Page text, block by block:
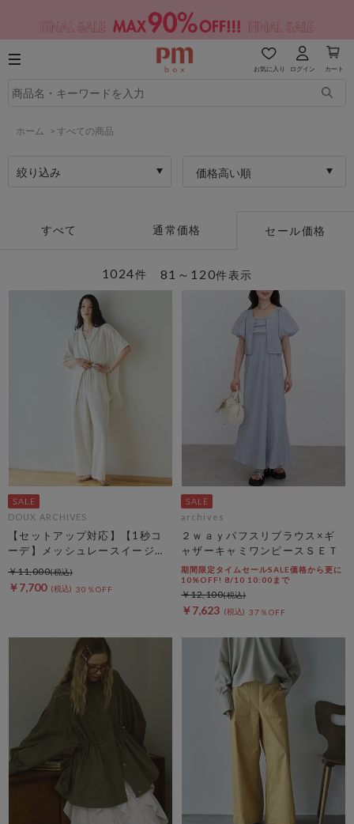
お気に入り ログイン カート
ホーム > すべての商品
絞り込み 価格高い順
すべて 通常価格 セール価格
81～120件表示
1024件
DOUX ARCHIVES
【セットアップ対応】【1秒コ
ーデ】メッシュレースイージー
パンツ
￥7,700 30％OFF
￥11,000
archives
２ｗａｙパフスリブラウス×ギ
ャザーキャミワンピースＳＥＴ
期間限定タイムセールSALE価格から更に
10%OFF! 8/10 10:00まで
￥7,623 37％OFF
￥12,100